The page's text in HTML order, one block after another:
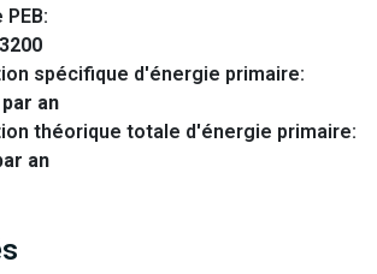
spécifique d'énergie primaire:
an
théorique totale d'énergie primaire:
an